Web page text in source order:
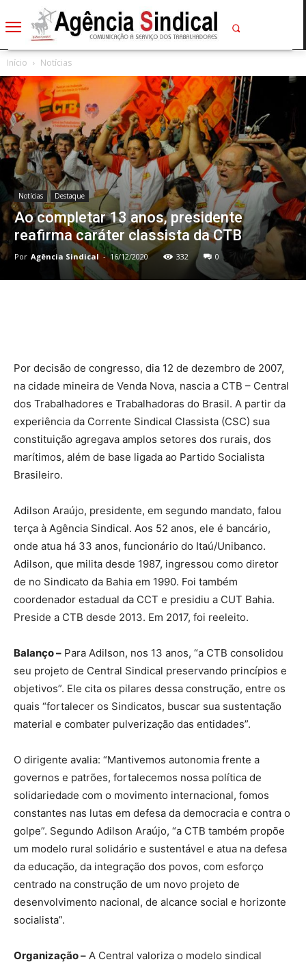
Início Notícias
Notícias Destaque
Ao completar 13 anos, presidente
reafirma caráter classista da CTB
Por Agência Sindical - 16/12/2020 332 0
Por decisão de congresso, dia 12 de dezembro de 2007,
na cidade mineira de Venda Nova, nascia a CTB – Central
dos Trabalhadores e Trabalhadoras do Brasil. A partir da
experiência da Corrente Sindical Classista (CSC) sua
constituição agregava amplos setores dos rurais, dos
marítimos, além de base ligada ao Partido Socialista
Brasileiro.
Adilson Araújo, presidente, em segundo mandato, falou
terça à Agência Sindical. Aos 52 anos, ele é bancário,
onde atua há 33 anos, funcionário do Itaú/Unibanco.
Adilson, que milita desde 1987, ingressou como diretor
de no Sindicato da Bahia em 1990. Foi também
coordenador estadual da CCT e presidiu a CUT Bahia.
Preside a CTB desde 2013. Em 2017, foi reeleito.
Balanço – Para Adilson, nos 13 anos, “a CTB consolidou
seu projeto de Central Sindical preservando princípios e
objetivos”. Ele cita os pilares dessa construção, entre os
quais “fortalecer os Sindicatos, buscar sua sustentação
material e combater pulverização das entidades”.
O dirigente avalia: “Mantivemos autonomia frente a
governos e patrões, fortalecemos nossa política de
solidariedade com o movimento internacional, fomos
constantes nas lutas em defesa da democracia e contra o
golpe”. Segundo Adilson Araújo, “a CTB também propõe
um modelo rural solidário e sustentável e atua na defesa
da educação, da integração dos povos, com esforço
centrado na construção de um novo projeto de
desenvolvimento nacional, de alcance social e horizonte
socialista”.
Organização – A Central valoriza o modelo sindical